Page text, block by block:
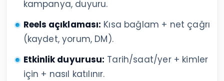
kampanya, duyuru.
Reels açıklaması: Kısa bağlam + net çağrı
(kaydet, yorum, DM).
Etkinlik duyurusu: Tarih/saat/yer + kimler
için + nasıl katılınır.